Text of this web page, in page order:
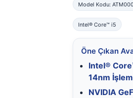
Model Kodu:
Intel® Core™ i5
Öne Çıkan
Intel®
14nm
NVIDIA